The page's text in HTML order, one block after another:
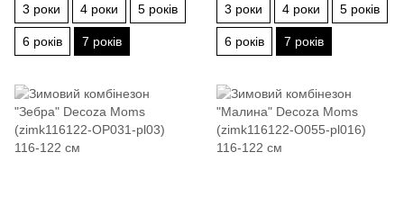
3 роки 4 роки 5 років
6 років 7 років
3 роки 4 роки 5 років
6 років 7 років